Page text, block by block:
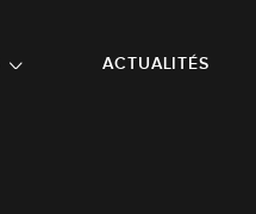
ACTUALITÉS